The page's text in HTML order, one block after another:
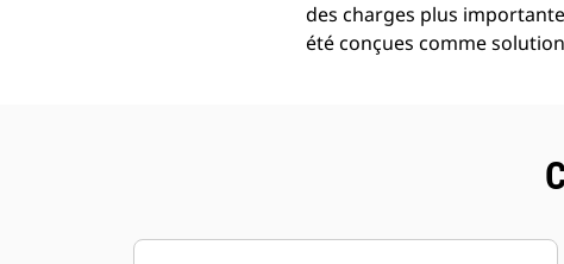
des charges plus
été conçues comme